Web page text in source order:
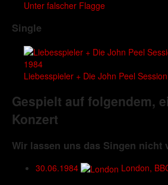
Unter falscher Flagge
Single
1984
Liebesspieler + Die John Peel Session
Gespielt auf folgendem,
Konzert
Wir lassen uns das Singen nicht
30.06.1984 London,